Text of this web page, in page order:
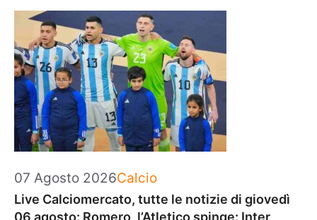
07 Agosto 2026Categorie
Calcio
Live Calciomercato, tutte le notizie di giovedì
06 agosto: Romero, l’Atletico spinge: Inter